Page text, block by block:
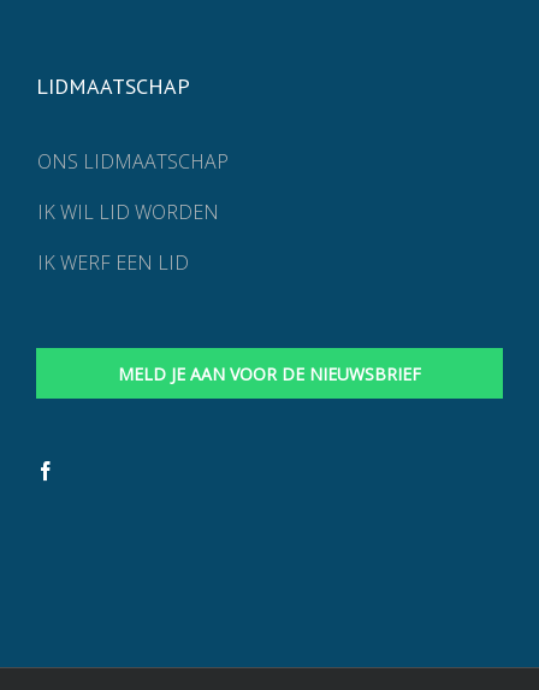
LIDMAATSCHAP
ONS LIDMAATSCHAP
IK WIL LID WORDEN
IK WERF EEN LID
MELD JE AAN VOOR DE NIEUWSBRIEF